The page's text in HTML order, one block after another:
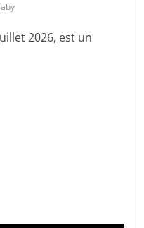
2026, est un